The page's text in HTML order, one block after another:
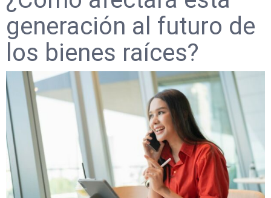
generación al futuro de
los bienes raíces?